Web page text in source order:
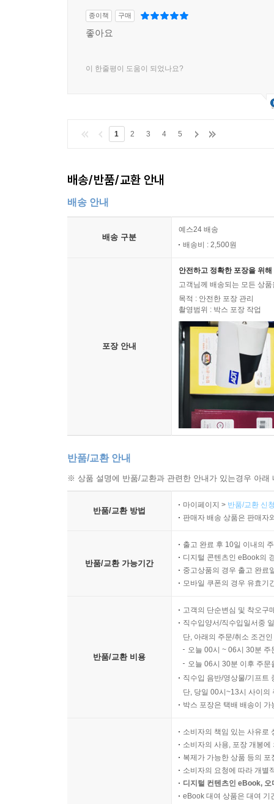
종이책 구매
좋아요
이 한줄평이 도움이 되었나요?
1 2 3 4 5
배송/반품/교환 안내
배송 안내
배송 구분
예스24 배송
배송비 : 2,500원
포장 안내
안전하고 정확한 포장을 위
고객님께 배송되는 모든 상
목적 : 안전한 포장 관리
촬영범위 : 박스 포장 작업
반품/교환 안내
※ 상품 설명에 반품/교환과 관련한 안내가 있는경우 아
반품/교환 방법
마이페이지 > 반품/교환 신
판매자 배송 상품은 판매자
반품/교환 가능기간
출고 완료 후 10일 이내의
디지털 콘텐츠인 eBook의
중고상품의 경우 출고 완료
모바일 쿠폰의 경우 유효기
반품/교환 비용
고객의 단순변심 및 착오구
직수입양서/직수입일서중
단, 아래의 주문/취소 조건
오늘 00시 ~ 06시 30분
오늘 06시 30분 이후 주
직수입 음반/영상물/기프트
단, 당일 00시~13시 사이의
박스 포장은 택배 배송이
소비자의 책임 있는 사유로
소비자의 사용, 포장 개봉
복제가 가능한 상품 등의
소비자의 요청에 따라 개별
디지털 컨텐츠인 eBook,
eBook 대여 상품은 대여 기